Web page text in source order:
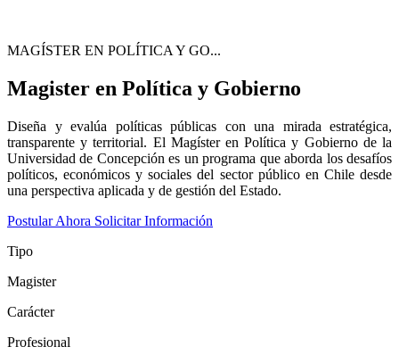
MAGÍSTER EN POLÍTICA Y GO...
Magister en Política y Gobierno
Diseña y evalúa políticas públicas con una mirada estratégica,
transparente y territorial. El Magíster en Política y Gobierno de la
Universidad de Concepción es un programa que aborda los desafíos
políticos, económicos y sociales del sector público en Chile desde
una perspectiva aplicada y de gestión del Estado.
Postular Ahora Solicitar Información
Tipo
Magister
Carácter
Profesional